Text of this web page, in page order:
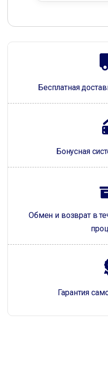
Бесплатная
Бонусная
Обмен и возврат в
Гарантия